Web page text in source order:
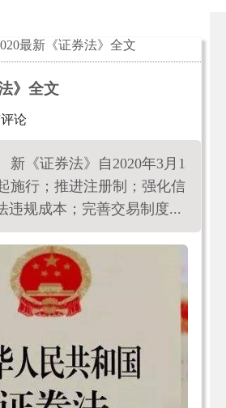
最新《证券法》全文
》全文
论
新《证券法》自2020年3月1
施行；推进注册制；强化信
违规成本；完善交易制度...